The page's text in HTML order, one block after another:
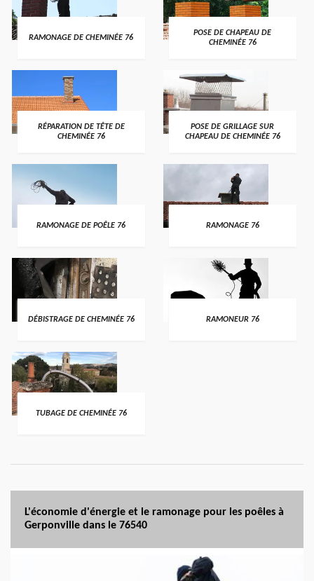
RAMONAGE DE CHEMINÉE 76
POSE DE CHAPEAU DE
CHEMINÉE 76
RÉPARATION DE TÊTE DE
CHEMINÉE 76
POSE DE GRILLAGE SUR
CHAPEAU DE CHEMINÉE 76
RAMONAGE DE POÊLE 76 RAMONAGE 76
DÉBISTRAGE DE CHEMINÉE 76 RAMONEUR 76
TUBAGE DE CHEMINÉE 76
L'économie d'énergie et le ramonage pour les poêles à
Gerponville dans le 76540